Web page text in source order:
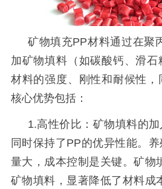
矿物填充PP材料通过在聚
加矿物填料（如碳酸钙、滑石
材料的强度、刚性和耐候性
核心优势包括：
1.高性价比：矿物填料的加
同时保持了PP的优异性能。
量大，成本控制是关键。矿物
矿物填料，显著降低了材料成